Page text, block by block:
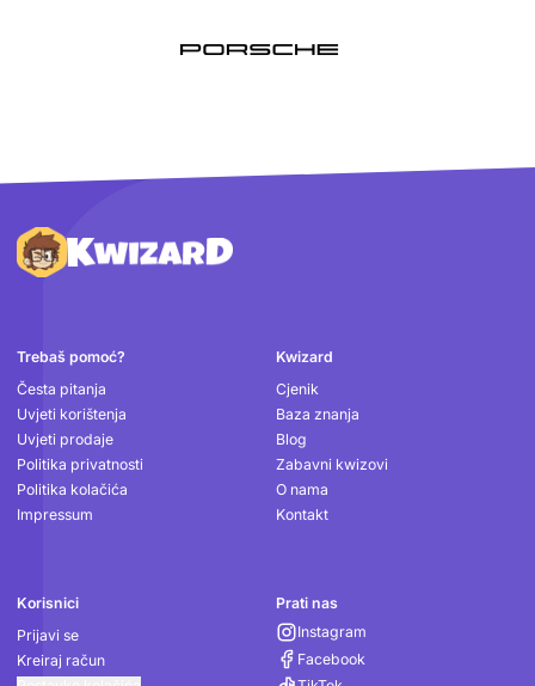
Podnožje
Trebaš pomoć?
Česta pitanja
Uvjeti korištenja
Uvjeti prodaje
Politika privatnosti
Politika kolačića
Impressum
Kwizard
Cjenik
Baza znanja
Blog
Zabavni kwizovi
O nama
Kontakt
Korisnici
Prijavi se
Kreiraj račun
Prati nas
Instagram
Facebook